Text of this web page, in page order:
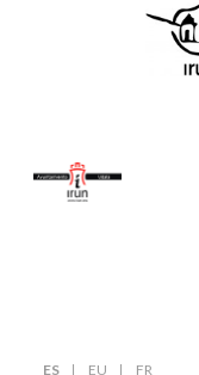
ES EU FR